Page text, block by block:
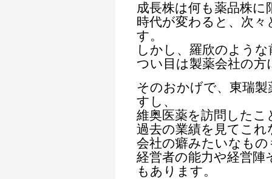
成長株は何も薬品株に
時代が変わると、次
す。
しかし、羅欣のよう
つい目は製薬会社の
そのおかげで、東瑞
すし、
維奥医薬を訪問した
過去の業績を見てこ
会社の癖みたいなも
経営者の能力や経営
もあります。